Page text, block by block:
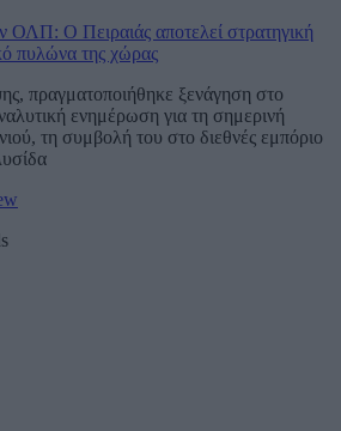
πραγματοποιήθηκε ξενάγηση στο
ενημέρωση για τη σημερινή
τη συμβολή του στο διεθνές εμπόριο